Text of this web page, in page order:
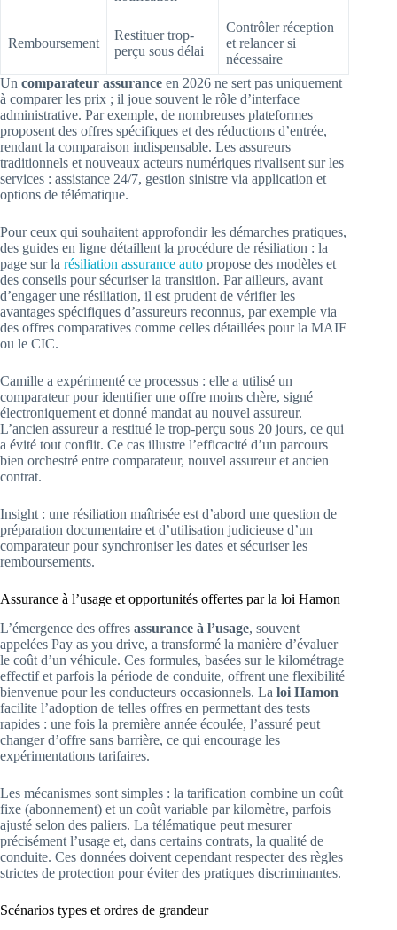
Remboursement
Restituer trop-
perçu sous délai
Contrôler réception
et relancer si
nécessaire
Un comparateur assurance en 2026 ne sert pas uniquement
à comparer les prix ; il joue souvent le rôle d’interface
administrative. Par exemple, de nombreuses plateformes
proposent des offres spécifiques et des réductions d’entrée,
rendant la comparaison indispensable. Les assureurs
traditionnels et nouveaux acteurs numériques rivalisent sur les
services : assistance 24/7, gestion sinistre via application et
options de télématique.
Pour ceux qui souhaitent approfondir les démarches pratiques,
des guides en ligne détaillent la procédure de résiliation : la
page sur la résiliation assurance auto propose des modèles et
des conseils pour sécuriser la transition. Par ailleurs, avant
d’engager une résiliation, il est prudent de vérifier les
avantages spécifiques d’assureurs reconnus, par exemple via
des offres comparatives comme celles détaillées pour la MAIF
ou le CIC.
Camille a expérimenté ce processus : elle a utilisé un
comparateur pour identifier une offre moins chère, signé
électroniquement et donné mandat au nouvel assureur.
L’ancien assureur a restitué le trop-perçu sous 20 jours, ce qui
a évité tout conflit. Ce cas illustre l’efficacité d’un parcours
bien orchestré entre comparateur, nouvel assureur et ancien
contrat.
Insight : une résiliation maîtrisée est d’abord une question de
préparation documentaire et d’utilisation judicieuse d’un
comparateur pour synchroniser les dates et sécuriser les
remboursements.
Assurance à l’usage et opportunités offertes par la loi Hamon
L’émergence des offres assurance à l’usage, souvent
appelées Pay as you drive, a transformé la manière d’évaluer
le coût d’un véhicule. Ces formules, basées sur le kilométrage
effectif et parfois la période de conduite, offrent une flexibilité
bienvenue pour les conducteurs occasionnels. La loi Hamon
facilite l’adoption de telles offres en permettant des tests
rapides : une fois la première année écoulée, l’assuré peut
changer d’offre sans barrière, ce qui encourage les
expérimentations tarifaires.
Les mécanismes sont simples : la tarification combine un coût
fixe (abonnement) et un coût variable par kilomètre, parfois
ajusté selon des paliers. La télématique peut mesurer
précisément l’usage et, dans certains contrats, la qualité de
conduite. Ces données doivent cependant respecter des règles
strictes de protection pour éviter des pratiques discriminantes.
Scénarios types et ordres de grandeur